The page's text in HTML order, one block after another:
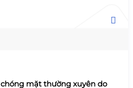
mặt thường xuyên do